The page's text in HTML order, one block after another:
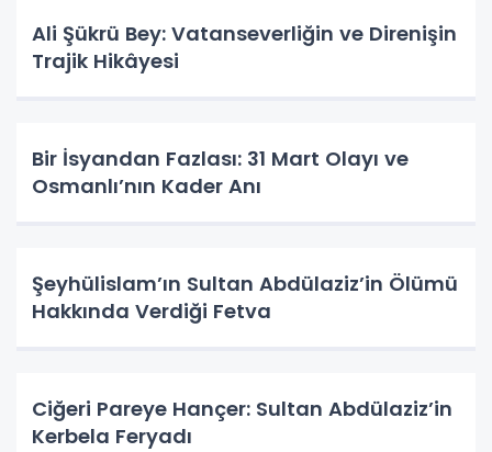
Ali Şükrü Bey: Vatanseverliğin ve Direnişin
Trajik Hikâyesi
Bir İsyandan Fazlası: 31 Mart Olayı ve
Osmanlı’nın Kader Anı
Şeyhülislam’ın Sultan Abdülaziz’in Ölümü
Hakkında Verdiği Fetva
Ciğeri Pareye Hançer: Sultan Abdülaziz’in
Kerbela Feryadı